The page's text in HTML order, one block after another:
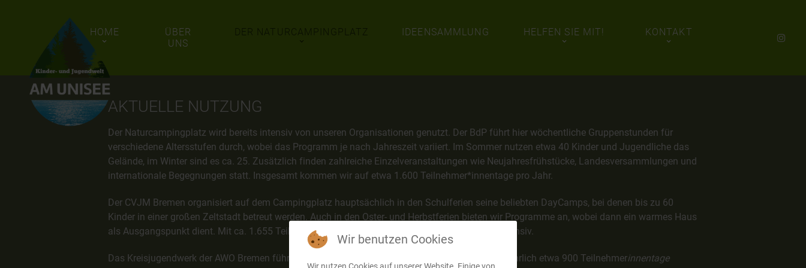
HOME
ÜBER
UNS
DER NATURCAMPINGPLATZ IDEENSAMMLUNG HELFEN SIE MIT! KONTAKT
AKTUELLE NUTZUNG
Der Naturcampingplatz wird bereits intensiv von unseren Organisationen genutzt. Der BdP führt hier wöchentliche Gruppenstunden für
verschiedene Altersstufen durch, wobei das Programm je nach Jahreszeit variiert. Im Sommer nutzen etwa 40 Kinder und Jugendliche das
Gelände, im Winter sind es ca. 25. Zusätzlich finden zahlreiche Einzelveranstaltungen wie Neujahresfrühstücke, Landesversammlungen und
internationale Begegnungen statt. Insgesamt kommen wir auf etwa 1.600 Teilnehmer*innentage pro Jahr.
Der CVJM Bremen organisiert auf dem Campingplatz hauptsächlich in den Schulferien seine beliebten DayCamps, bei denen bis zu 60
Kinder in einer großen Zeltstadt betreut werden. Auch in den Oster- und Herbstferien bieten wir Programme an, wobei dann ein warmes Haus
als Ausgangspunkt dient. Mit ca. 1.655 Teilnehmer*innentagen im Jahr nutzen wir den Platz intensiv.
Das Kreisjugendwerk der AWO Bremen führt seit 2012 die „Ferienfreizeit am Unisee“ durch, die jährlich etwa 900 Teilnehmerinnentage
Wir benutzen Cookies